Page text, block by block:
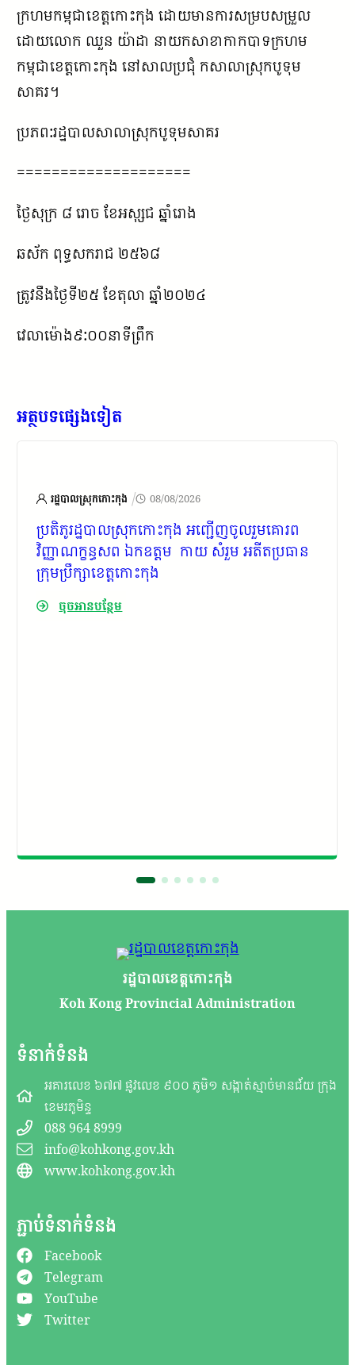
ក្រហមកម្ពុជាខេត្តកោះកុង ដោយមានការសម្របសម្រួល
ដោយលោក ឈួន យ៉ាដា នាយកសាខាកាកបាទក្រហម
កម្ពុជាខេត្តកោះកុង នៅសាលប្រជុំ កសាលាស្រុកបូទុម
សាគរ។
ប្រភព:រដ្ឋបាលសាលាស្រុកបូទុមសាគរ
====================
ថ្ងៃសុក្រ ៨ រោច ខែអស្សុជ ឆ្នាំរោង
ឆស័ក ពុទ្ធសករាជ ២៥៦៨
ត្រូវនឹងថ្ងៃទី២៥ ខែតុលា ឆ្នាំ២០២៤
វេលាម៉ោង៩:០០នាទីព្រឹក
អត្ថបទផ្សេងទៀត
រដ្ឋបាលស្រុកកោះកុង / 08/08/2026
ប្រតិភូ​រដ្ឋបាល​ស្រុកកោះកុង​ អញ្ជើញចូលរួមគោរព​
វិញ្ញាណក្ខន្ធ​សព ឯកឧត្តម កាយ សំរួម អតីតប្រធាន
ក្រុមប្រឹក្សាខេត្តកោះកុង
ចុចអានបន្ថែម
រដ្ឋបាលខេត្តកោះកុង
Koh Kong Provincial Administration
ទំនាក់ទំនង
អគារលេខ ៦៧៧ ផ្លូវលេខ ៩០០ ភូមិ១ សង្កាត់ស្មាច់មានជ័យ ក្រុង
ខេមរភូមិន្ទ
088 964 8999
info@kohkong.gov.kh
www.kohkong.gov.kh
ភ្ជាប់ទំនាក់ទំនង
Facebook
Telegram
YouTube
Twitter